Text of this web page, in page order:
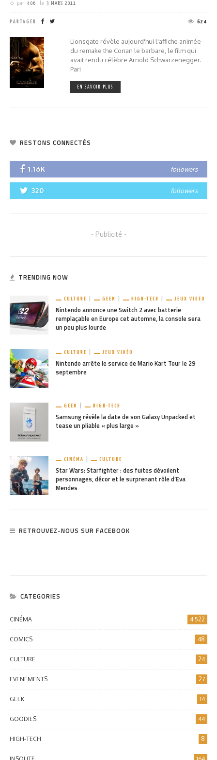
par 406 le 3 MARS 2011
PARTAGER 624
Lionsgate révèle aujourd'hui l'affiche animée
du remake the Conan le barbare, le film qui
avait rendu célèbre Arnold Schwarzenegger.
Pari
EN SAVOIR PLUS
RESTONS CONNECTÉS
1.16K followers
320 followers
- Publicité -
TRENDING NOW
CULTURE GEEK HIGH-TECH JEUX VIDÉO
Nintendo annonce une Switch 2 avec batterie
remplaçable en Europe cet automne, la console sera
un peu plus lourde
CULTURE JEUX VIDÉO
Nintendo arrête le service de Mario Kart Tour le 29
septembre
GEEK HIGH-TECH
Samsung révèle la date de son Galaxy Unpacked et
tease un pliable « plus large »
CINÉMA CULTURE
Star Wars: Starfighter : des fuites dévoilent
personnages, décor et le surprenant rôle d’Eva
Mendes
RETROUVEZ-NOUS SUR FACEBOOK
CATEGORIES
CINÉMA 4 522
COMICS 48
CULTURE 24
EVENEMENTS 27
GEEK 14
GOODIES 44
HIGH-TECH 8